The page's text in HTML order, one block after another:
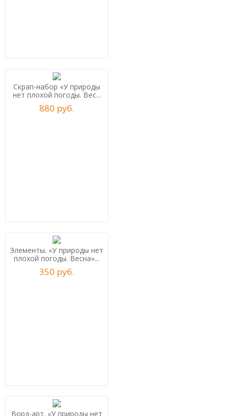
Скрап-набор «У природы
нет плохой погоды. Вес...
880 руб.
Элементы. «У природы нет
плохой погоды. Весна»...
350 руб.
Ворд-арт. «У природы нет